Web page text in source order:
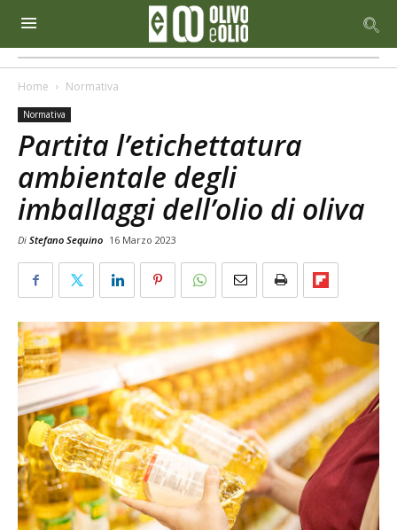
Home Normativa
Normativa
Partita l’etichettatura
ambientale degli
imballaggi dell’olio di oliva
Di Stefano Sequino 16 Marzo 2023